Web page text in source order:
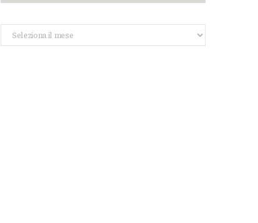
Archivio
Articoli